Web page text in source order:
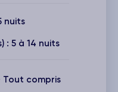
nuits
: 5 à 14 nuits
Tout compris